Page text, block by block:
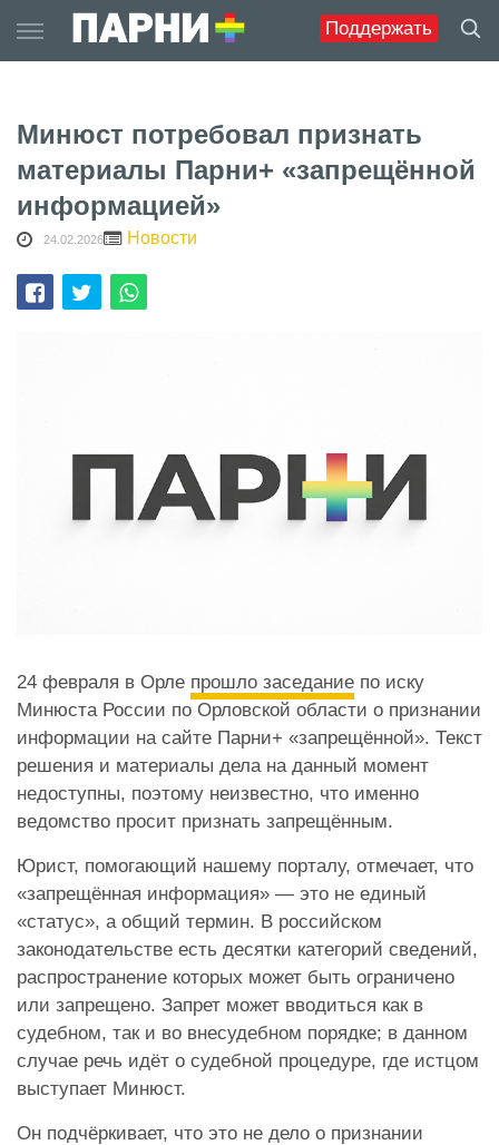
Поддержать
to
content
Минюст потребовал признать
материалы Парни+ «запрещённой
информацией»
24.02.2026 Новости
24 февраля в Орле прошло заседание по иску
Минюста России по Орловской области о признании
информации на сайте Парни+ «запрещённой». Текст
решения и материалы дела на данный момент
недоступны, поэтому неизвестно, что именно
ведомство просит признать запрещённым.
Юрист, помогающий нашему порталу, отмечает, что
«запрещённая информация» — это не единый
«статус», а общий термин. В российском
законодательстве есть десятки категорий сведений,
распространение которых может быть ограничено
или запрещено. Запрет может вводиться как в
судебном, так и во внесудебном порядке; в данном
случае речь идёт о судебной процедуре, где истцом
выступает Минюст.
Он подчёркивает, что это не дело о признании